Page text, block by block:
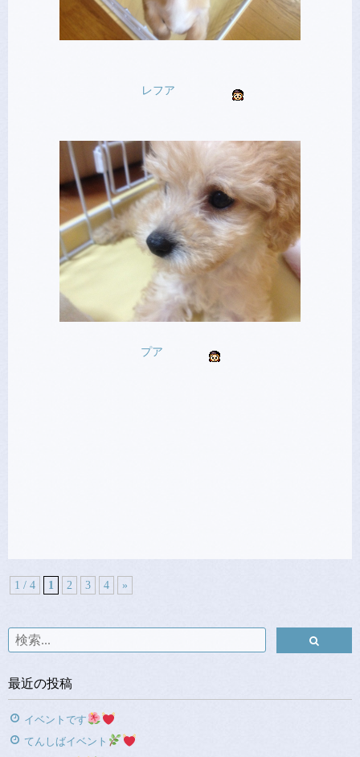
レフア
プア
1 / 4 1 2 3 4 »
最近の投稿
イベントです
てんしばイベント